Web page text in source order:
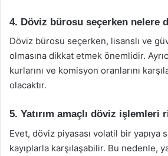
4. Döviz bürosu seçerken nelere
Döviz bürosu seçerken, lisanslı ve
olmasına dikkat etmek önemlidir.
kurlarını ve komisyon oranlarını
olacaktır.
5. Yatırım amaçlı döviz işlemleri
Evet, döviz piyasası volatil bir yapıya
kayıplarla karşılaşabilir. Bu nedenle,